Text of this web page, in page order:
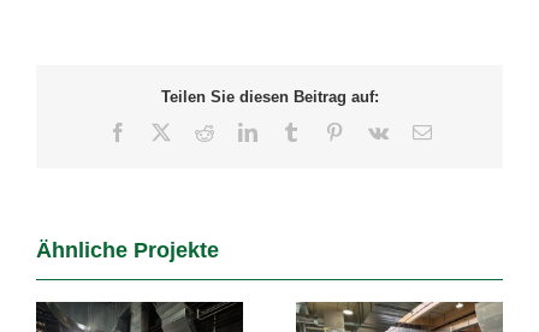
Teilen Sie diesen Beitrag auf:
Facebook RedditLinkedInTumblr Pinterest
Vk
E-
Ähnliche Projekte